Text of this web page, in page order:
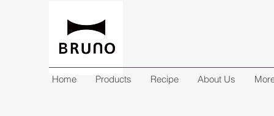
Home Products Recipe About Us